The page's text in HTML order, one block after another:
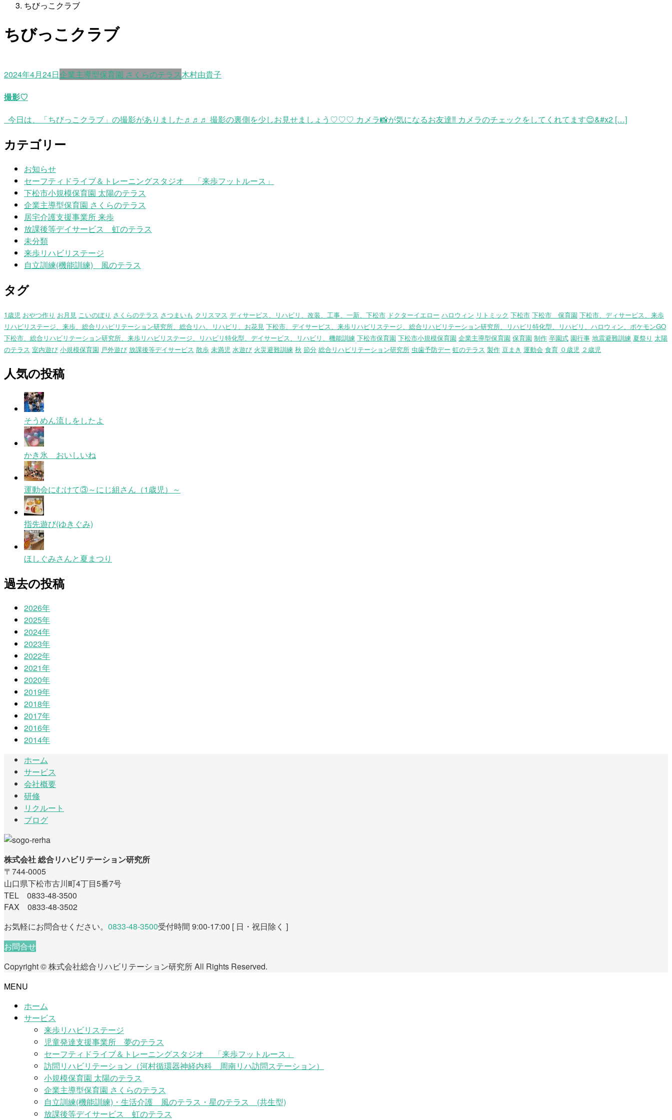
ちびっこクラブ
ちびっこクラブ
2024年4月24日企業主導型保育園 さくらのテラス木村由貴子
撮影♡
今日は、「ちびっこクラブ」の撮影がありました♬♬♬ 撮影の裏側を少しお見せましょう♡♡♡ カメラ📸が気になるお友達‼ カメラのチェックをしてくれてます😊&#x2 […]
カテゴリー
お知らせ
セーフティドライブ＆トレーニングスタジオ 「来歩フットルース」
下松市小規模保育園 太陽のテラス
企業主導型保育園 さくらのテラス
居宅介護支援事業所 来歩
放課後等デイサービス 虹のテラス
未分類
来歩リハビリステージ
自立訓練(機能訓練) 風のテラス
タグ
1歳児 おやつ作り お月見 こいのぼり さくらのテラス さつまいも クリスマス ディサービス、リハビリ、改装、工事、一新、下松市 ドクターイエロー ハロウィン リトミック 下松市 下松市 保育園 下松市、ディサービス、来歩
リハビリステージ、来歩、総合リハビリテーション研究所、総合リハ、リハビリ、お花見 下松市、デイサービス、来歩リハビリステージ、総合リハビリテーション研究所、リハビリ特化型、リハビリ、ハロウィン、ポケモンGO
下松市、総合リハビリテーション研究所、来歩リハビリステージ、リハビリ特化型、デイサービス、リハビリ、機能訓練 下松市保育園 下松市小規模保育園 企業主導型保育園 保育園 制作 卒園式 園行事 地震避難訓練 夏祭り 太陽
のテラス 室内遊び 小規模保育園 戸外遊び 放課後等デイサービス 散歩 未満児 水遊び 火災避難訓練 秋 節分 総合リハビリテーション研究所 虫歯予防デー 虹のテラス 製作 豆まき 運動会 食育 ０歳児 ２歳児
人気の投稿
そうめん流しをしたよ
かき氷 おいしいね
運動会にむけて③～にじ組さん（1歳児）～
指先遊び(ゆきぐみ)
ほしぐみさんと夏まつり
過去の投稿
2026年
2025年
2024年
2023年
2022年
2021年
2020年
2019年
2018年
2017年
2016年
2014年
ホーム
サービス
会社概要
研修
リクルート
ブログ
株式会社 総合リハビリテーション研究所
〒744-0005
山口県下松市古川町4丁目5番7号
TEL 0833-48-3500
FAX 0833-48-3502
お気軽にお問合せください。 0833-48-3500受付時間 9:00-17:00 [ 日・祝日除く ]
お問合せ
Copyright © 株式会社総合リハビリテーション研究所 All Rights Reserved.
MENU
ホーム
サービス
来歩リハビリステージ
児童発達支援事業所 夢のテラス
セーフティドライブ＆トレーニングスタジオ 「来歩フットルース」
訪問リハビリテーション（河村循環器神経内科 周南リハ訪問ステーション）
小規模保育園 太陽のテラス
企業主導型保育園 さくらのテラス
自立訓練(機能訓練)・生活介護 風のテラス・星のテラス (共生型)
放課後等デイサービス 虹のテラス